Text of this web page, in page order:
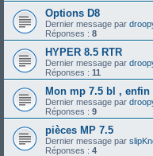
Options D8
Dernier message par
Réponses : 8
HYPER 8.5 RTR
Dernier message par
Réponses : 11
Mon mp 7.5 bl , enfin
Dernier message par
Réponses : 9
pièces MP 7.5
Dernier message par
Réponses : 4